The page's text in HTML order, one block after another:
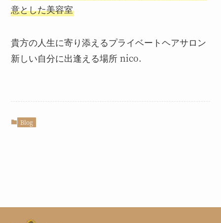
意とした美容室
貴方の人生に寄り添えるプライベートヘアサロン
新しい自分に出逢える場所 nico.
Blog